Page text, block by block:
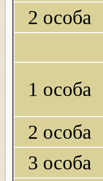
2 особа
1 особа
2 особа
3 особа